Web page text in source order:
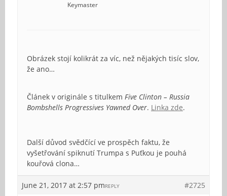
Keymaster
Obrázek stojí kolikrát za víc, než nějakých tisíc slov,
že ano…
Článek v originále s titulkem Five Clinton – Russia
Bombshells Progressives Yawned Over. Linka zde.
Další důvod svědčící ve prospěch faktu, že
vyšetřování spiknutí Trumpa s Puťkou je pouhá
kouřová clona…
June 21, 2017 at 2:57 pm #2725
REPLY